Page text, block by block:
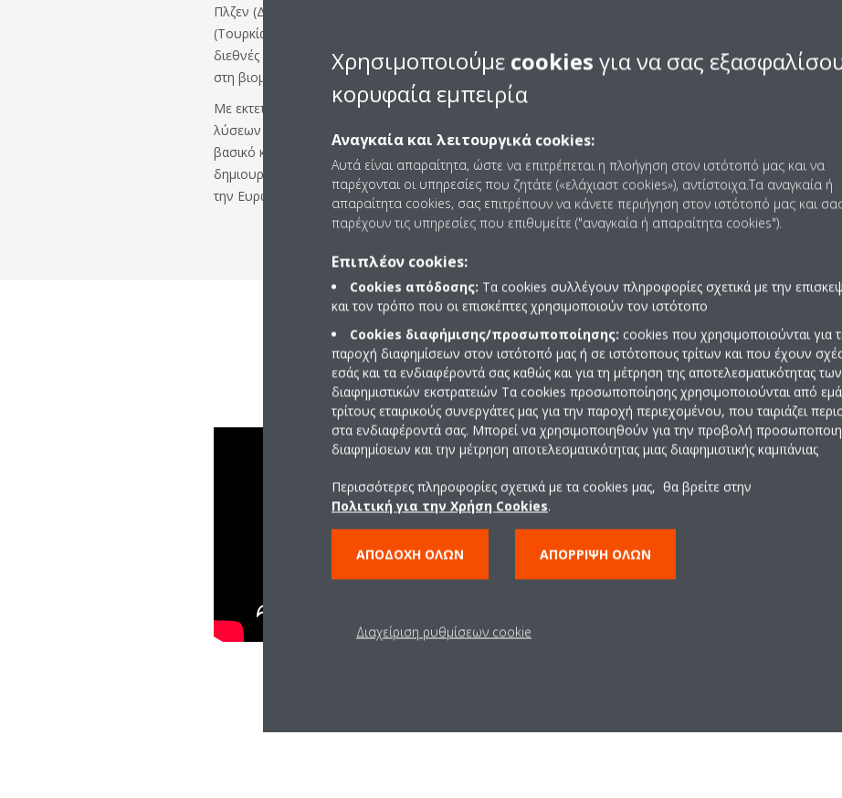
Πλζεν (Δημοκρατία της Τσεχίας), την Κωνσταντινούπολη
(Τουρκία) και τη Μάντοβα (Ιταλία), το EDC αντιπροσωπεύει ένα
διεθνές δίκτυο με στόχο την ανάπτυξη καινοτόμων λύσεων
στη βιομηχανία HVAC-R μέσω της έρευνας και της ανάπτυξης.
Με εκτεταμένη εμπειρία στην ανάπτυξη των πιο πρόσφατων
λύσεων θέρμανσης, το EDC λειτουργεί επί του παρόντος ως το
βασικό κέντρο ανάπτυξης της Daikin για τη δοκιμή και τη
δημιουργία νέων τεχνολογιών και προϊόντων θέρμανσης για
την Ευρώπη, τη Μέση Ανατολή και την Αφρική (EMΑA).
Επενδύουμε
και τις
Έχουμε επενδύσει σχεδόν 13
τεχνολογία και υποδομές για να
Αναβαθμίζοντας τις υπάρχουσες
κατάλληλο σημείο για την
προϊόντων μας, ώστε να
απόδοση και αξιοπιστία σε όλες
Το EDC αποτελείται από πολλά
τμήμα ανάπτυξης προϊόντων, το
συμμόρφωσης. Κάθε ένα από αυτά
μηχανικούς με εμπειρία σε
έχουν την ευκαιρία να
Χρησιμοποιούμε cookies για να σας
κορυφαία εμπειρία
Αναγκαία και λειτουργικά cookies:
Αυτά είναι απαραίτητα, ώστε να επιτρέπεται η πλοήγηση στον ιστότοπό μας και να
παρέχονται οι υπηρεσίες που ζητάτε («ελάχιαστ cookies»), αντίστοιχα.Τα αναγκαία ή
απαραίτητα cookies, σας επιτρέπουν να κάνετε περιήγηση στον ιστότοπό μας και
παρέχουν τις υπηρεσίες που επιθυμείτε ("αναγκαία ή απαραίτητα cookies").
Επιπλέον cookies:
Cookies απόδοσης: Τα cookies συλλέγουν πληροφορίες σχετικά με την
και τον τρόπο που οι επισκέπτες χρησιμοποιούν τον ιστότοπο
Cookies διαφήμισης/προσωποποίησης: cookies που χρησιμοποιούνται για
παροχή διαφημίσεων στον ιστότοπό μας ή σε ιστότοπους τρίτων και που έχουν
εσάς και τα ενδιαφέροντά σας καθώς και για τη μέτρηση της αποτελεσματικότητας των
διαφημιστικών εκστρατειών Τα cookies προσωποποίησης χρησιμοποιούνται από
τρίτους εταιρικούς συνεργάτες μας για την παροχή περιεχομένου, που ταιριάζει
στα ενδιαφέροντά σας. Μπορεί να χρησιμοποιηθούν για την προβολή
διαφημίσεων και την μέτρηση αποτελεσματικότητας μιας διαφημιστικής καμπάνιας
Περισσότερες πληροφορίες σχετικά με τα cookies μας, θα βρείτε στην
Πολιτική για την Χρήση Cookies.
ΑΠΟΔΟΧΉ ΌΛΩΝ ΑΠΌΡΡΙΨΗ ΌΛΩΝ
Διαχείριση ρυθμίσεων cookie